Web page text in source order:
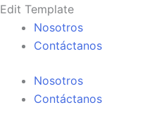
Ir
contenido
Edit Template
Nosotros
Contáctanos
Nosotros
Contáctanos
Búsqueda
productos
Búsqueda
productos